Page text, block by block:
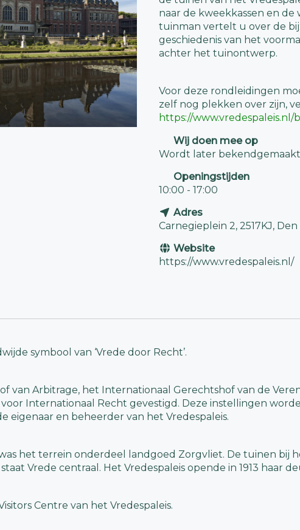
naar de kweekkassen en
tuinman vertelt u over de
geschiedenis van het
achter het tuinontwerp.
Voor deze rondleidingen
zelf nog plekken over zijn,
https://
Wij doen mee op
Wordt later bekendgemaakt
Openingstijden
10:00 - 17:00
Adres
Carnegieplein 2, 2517KJ,
Website
https://www.vredespaleis.nl/
symbool van ‘Vrede door Recht’.
van Arbitrage, het Internationaal Gerechtshof van de
Internationaal Recht gevestigd. Deze instellingen
eigenaar en beheerder van het Vredespaleis.
het terrein onderdeel
landgoed Zorgvliet. De tuinen bij
Vrede centraal. Het Vredespaleis opende in 1913 haar
Centre van het Vredespaleis.